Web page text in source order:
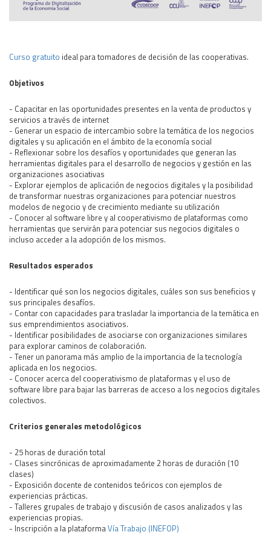
Programas
REGIONAL LITORAL
Revista Dinámica
Recursos Digitales
PUBLICACIONES
ENLACES
CONTACTO
Curso gratuito ideal para tomadores de decisión de las cooperativas.
Objetivos
- Capacitar en las oportunidades presentes en la venta de productos y
servicios a través de internet
- Generar un espacio de intercambio sobre la temática de los negocios
digitales y su aplicación en el ámbito de la economía social
- Reflexionar sobre los desafíos y oportunidades que generan las
herramientas digitales para el desarrollo de negocios y gestión en las
organizaciones asociativas
- Explorar ejemplos de aplicación de negocios digitales y la posibilidad
de transformar nuestras organizaciones para potenciar nuestros
modelos de negocio y de crecimiento mediante su utilización
- Conocer al software libre y al cooperativismo de plataformas como
herramientas que servirán para potenciar sus negocios digitales o
incluso acceder a la adopción de los mismos.
Resultados esperados
- Identificar qué son los negocios digitales, cuáles son sus beneficios y
sus principales desafíos.
- Contar con capacidades para trasladar la importancia de la temática en
sus emprendimientos asociativos.
- Identificar posibilidades de asociarse con organizaciones similares
para explorar caminos de colaboración.
- Tener un panorama más amplio de la importancia de la tecnología
aplicada en los negocios.
- Conocer acerca del cooperativismo de plataformas y el uso de
software libre para bajar las barreras de acceso a los negocios digitales
colectivos.
Criterios generales metodológicos
- 25 horas de duración total
- Clases sincrónicas de aproximadamente 2 horas de duración (10
clases)
- Exposición docente de contenidos teóricos con ejemplos de
experiencias prácticas.
- Talleres grupales de trabajo y discusión de casos analizados y las
experiencias propias.
- Inscripción a la plataformaVía Trabajo (INEFOP)